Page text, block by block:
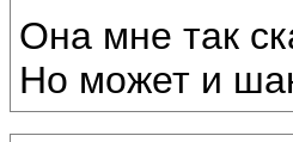
Она мне так
Но может и